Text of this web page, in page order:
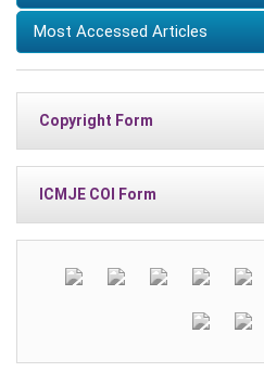
Most Accessed Articles
Copyright Form
ICMJE COI Form